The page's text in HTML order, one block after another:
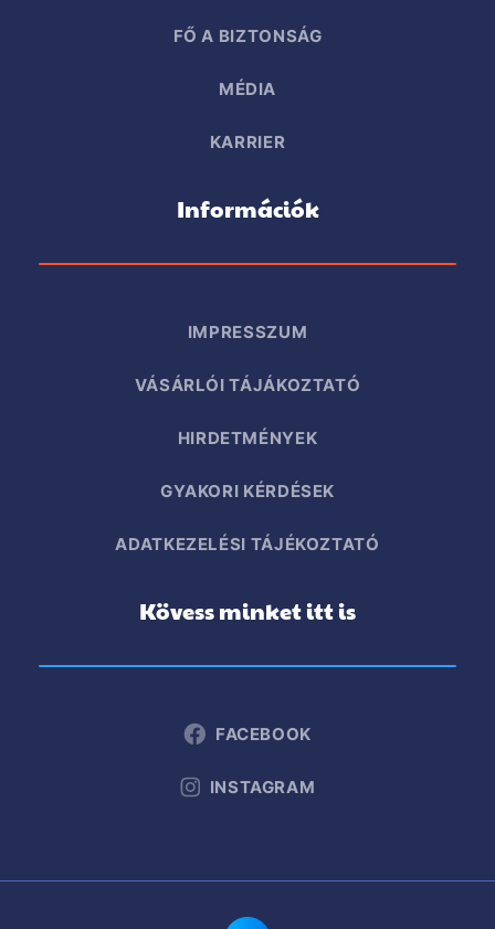
FŐ A BIZTONSÁG
MÉDIA
KARRIER
Információk
IMPRESSZUM
VÁSÁRLÓI TÁJÁKOZTATÓ
HIRDETMÉNYEK
GYAKORI KÉRDÉSEK
ADATKEZELÉSI TÁJÉKOZTATÓ
Kövess minket itt is
FACEBOOK
INSTAGRAM